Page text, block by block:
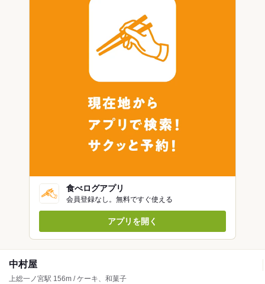
食べログアプリ
会員登録なし。無料ですぐ使える
アプリを開く
中村屋
上総一ノ宮駅 156m / ケーキ、和菓子